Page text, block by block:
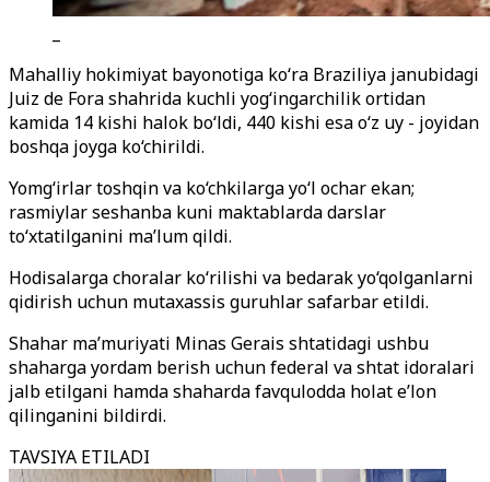
Mahalliy hokimiyat bayonotiga ko‘ra Braziliya janubidagi
Juiz de Fora shahrida kuchli yog‘ingarchilik ortidan
kamida 14 kishi halok bo‘ldi, 440 kishi esa o‘z uy - joyidan
boshqa joyga ko‘chirildi.
Yomg‘irlar toshqin va ko‘chkilarga yo‘l ochar ekan;
rasmiylar seshanba kuni maktablarda darslar
to‘xtatilganini ma’lum qildi.
Hodisalarga choralar ko‘rilishi va bedarak yo‘qolganlarni
qidirish uchun mutaxassis guruhlar safarbar etildi.
Shahar ma’muriyati Minas Gerais shtatidagi ushbu
shaharga yordam berish uchun federal va shtat idoralari
jalb etilgani hamda shaharda favqulodda holat e’lon
qilinganini bildirdi.
TAVSIYA ETILADI